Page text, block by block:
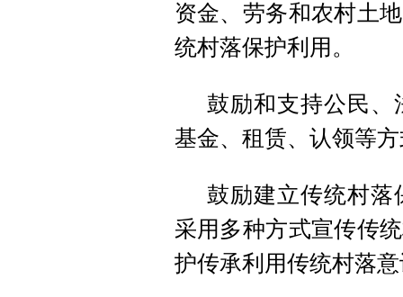
资金、劳务和农村土
统村落保护利用。
鼓励和支持公民
基金、租赁、认领等
鼓励建立传统村
采用多种方式宣传传
护传承利用传统村落